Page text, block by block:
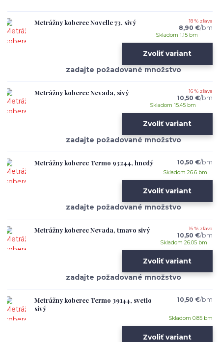
Metrážny koberec Novelle 73, sivý 18 % zľava
8,90 €/bm
Skladom 1.15 bm
Zvoliť variant
Metrážny koberec Nevada, sivý 16 % zľava
10,50 €/bm
Skladom 15.45 bm
Zvoliť variant
Metrážny koberec Termo 93244, hnedý 10,50 €/bm
Skladom 26.6 bm
Zvoliť variant
Metrážny koberec Nevada, tmavo sivý 16 % zľava
10,50 €/bm
Skladom 26.05 bm
Zvoliť variant
Metrážny koberec Termo 39144, svetlo
sivý
10,50 €/bm
Skladom 0.85 bm
Zvoliť variant